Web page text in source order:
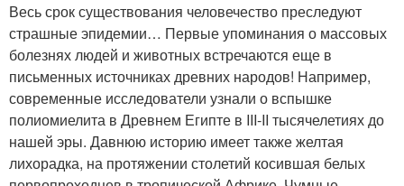
Весь срок существования человечество преследуют
страшные эпидемии… Первые упоминания о массовых
болезнях людей и животных встречаются еще в
письменных источниках древних народов! Например,
современные исследователи узнали о вспышке
полиомиелита в Древнем Египте в III-II тысячелетиях до
нашей эры. Давнюю историю имеет также желтая
лихорадка, на протяжении столетий косившая белых